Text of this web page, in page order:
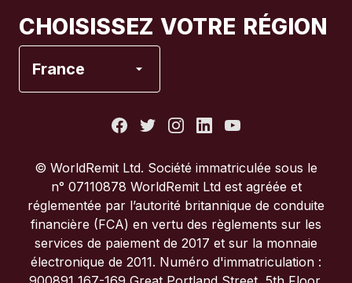
CHOISISSEZ VOTRE RÉGION
France
Italie
Portugal
© WorldRemit Ltd. Société immatriculée sous le
n° 07110878 WorldRemit Ltd est agréée et
réglementée par l’autorité britannique de conduite
financière (FCA) en vertu des règlements sur les
services de paiement de 2017 et sur la monnaie
électronique de 2011. Numéro d'immatriculation :